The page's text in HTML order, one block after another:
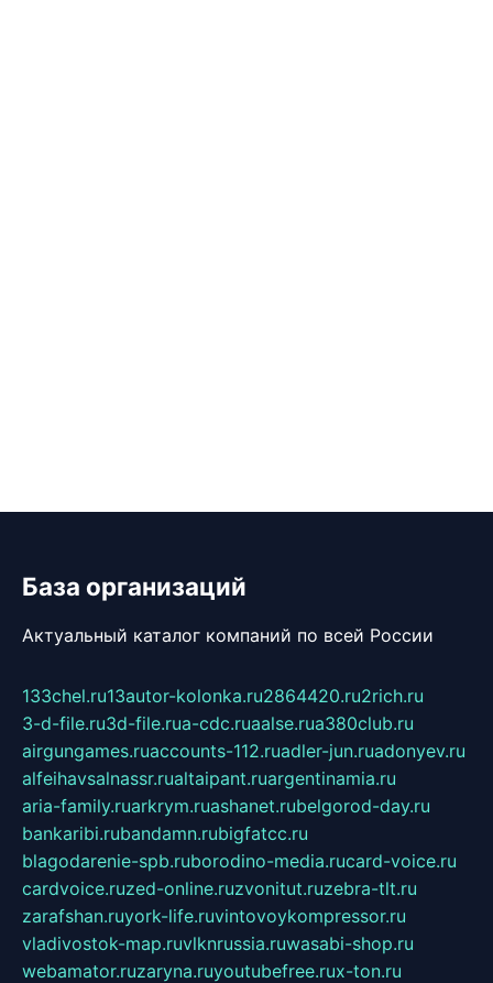
База организаций
Актуальный каталог компаний по всей России
133chel.ru13autor-kolonka.ru2864420.ru2rich.ru
3-d-file.ru3d-file.rua-cdc.ruaalse.rua380club.ru
airgungames.ruaccounts-112.ruadler-jun.ruadonyev.ru
alfeihavsalnassr.rualtaipant.ruargentinamia.ru
aria-family.ruarkrym.ruashanet.rubelgorod-day.ru
bankaribi.rubandamn.rubigfatcc.ru
blagodarenie-spb.ruborodino-media.rucard-voice.ru
cardvoice.ruzed-online.ruzvonitut.ruzebra-tlt.ru
zarafshan.ruyork-life.ruvintovoykompressor.ru
vladivostok-map.ruvlknrussia.ruwasabi-shop.ru
webamator.ruzaryna.ruyoutubefree.rux-ton.ru